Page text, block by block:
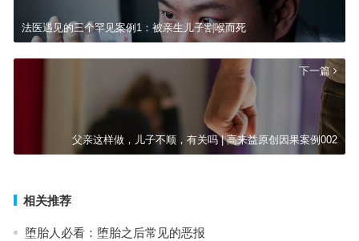
法医遇见的三个罕见案例1：被亲生儿子割喉而死
下一篇
父亲这样做，儿子不顺，有关吗 | 高来益原创因果案例002
相关推荐
堕胎人必看：堕胎之后常见的恶报